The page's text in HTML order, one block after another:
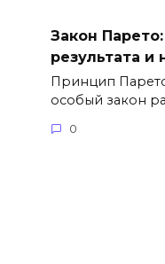
Закон
результата и
Принцип
особый закон
0